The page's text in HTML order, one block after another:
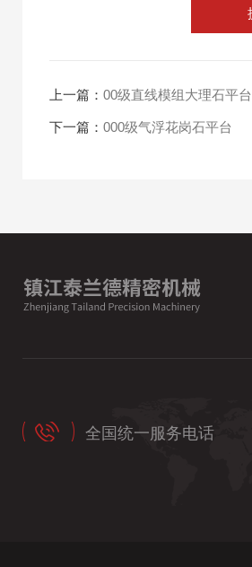
上一篇： 00级直线模组大理石平台
下一篇： 000级气浮花岗石平台
全国统一服务电话